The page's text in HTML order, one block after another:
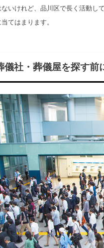
いけれど、品川区で長く活動し
てはまります。
儀社・葬儀屋を探す前